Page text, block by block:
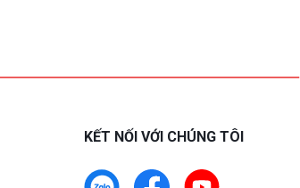
KẾT NỐI VỚI CHÚNG TÔI